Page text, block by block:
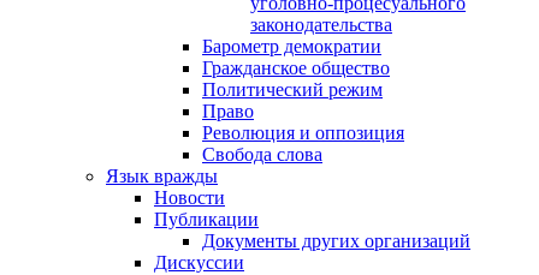
законодательства
Барометр демократии
Гражданское общество
Политический режим
Право
Революция и оппозиция
Свобода слова
Язык вражды
Новости
Публикации
Документы других организаций
Дискуссии